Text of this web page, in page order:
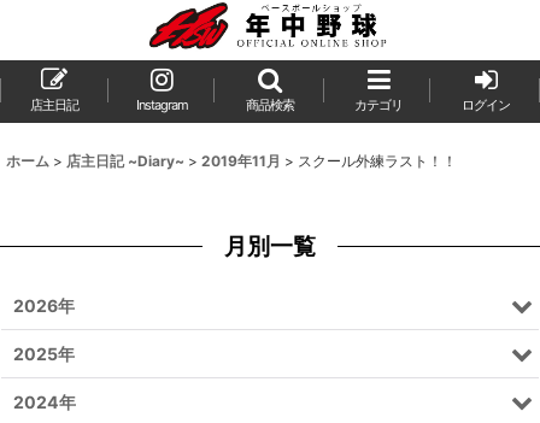
店主日記 Instagram 商品検索 カテゴリ ログイン
ホーム > 店主日記 ~Diary~ > 2019年11月 > スクール外練ラスト！！
月別一覧
2026年
2025年
2024年